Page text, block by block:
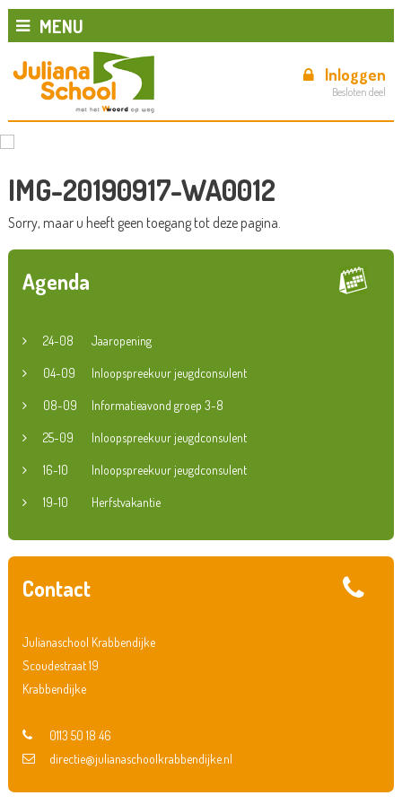
MENU
Inloggen
Besloten deel
IMG-20190917-WA0012
Sorry, maar u heeft geen toegang tot deze pagina.
Agenda
24-08 Jaaropening
04-09 Inloopspreekuur jeugdconsulent
08-09 Informatieavond groep 3-8
25-09 Inloopspreekuur jeugdconsulent
16-10 Inloopspreekuur jeugdconsulent
19-10 Herfstvakantie
Contact
Julianaschool Krabbendijke
Scoudestraat 19
Krabbendijke
0113 50 18 46
directie@julianaschoolkrabbendijke.nl